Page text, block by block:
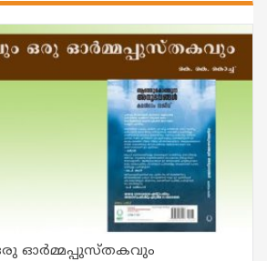
ഓര്‍മ്മപ്പുസ്തകവും